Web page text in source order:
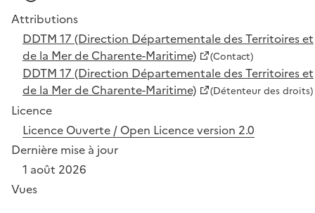
Attributions
DDTM 17 (Direction Départementale des Territoires et
de la Mer de Charente-Maritime)
(Contact)
DDTM 17 (Direction Départementale des Territoires et
de la Mer de Charente-Maritime)
(Détenteur des droits)
Licence
Licence Ouverte / Open Licence version 2.0
Dernière mise à jour
1 août 2026
Vues